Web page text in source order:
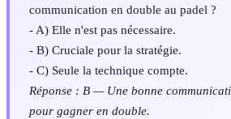
communication en double au padel ?
- A) Elle n'est pas nécessaire.
- B) Cruciale pour la stratégie.
- C) Seule la technique compte.
Réponse : B — Une bonne
pour gagner en double.